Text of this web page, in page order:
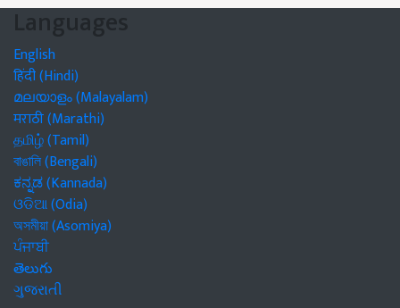
Languages
English
हिंदी (Hindi)
മലയാളം (Malayalam)
मराठी (Marathi)
தமிழ் (Tamil)
বাঙালি (Bengali)
ಕನ್ನಡ (Kannada)
ଓଡିଆ (Odia)
অসমীয়া (Asomiya)
ਪੰਜਾਬੀ
తెలుగు
ગુજરાતી